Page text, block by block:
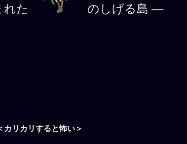
た のしげる島 ―
カリカリすると怖い＞